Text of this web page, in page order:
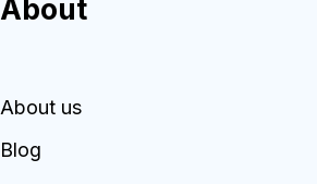
About
About us
Blog